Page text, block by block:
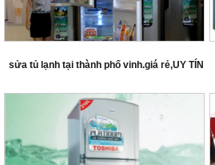
sửa tủ lạnh tại thành phố vinh.giá rẻ,UY TÍN